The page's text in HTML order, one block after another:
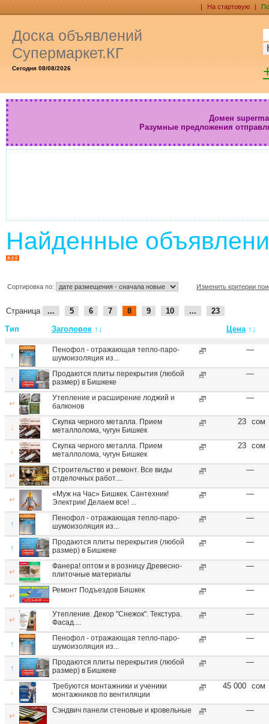
| На стартовую |
Доска объявлений
Супермаркет.КГ
Сегодня 08/08/2026
Домен
Разумные предложения
Найденные
Сортировка по: Изменить критерии
Страница ... 5 6 7 8 9 10 ...
23
Тип
Заголовок ↑↓ Цена ↑↓
↑
Пенофол - отражающая тепло-паро-
шумоизоляция из...
—
↑
Продаются плиты перекрытия (любой
размер) в Бишкеке
—
↵
Утепление и расширение лоджий и
балконов
—
↓
Скупка черного металла. Прием
металлолома, чугун Бишкек
сом
23
↓
Скупка черного металла. Прием
металлолома, чугун Бишкек
сом
23
↵
Строительство и ремонт. Все виды
отделочных работ....
—
↵
«Муж на Час» Бишкек. Сантехник!
Электрик! Делаем все! ...
—
↑
Пенофол - отражающая тепло-паро-
шумоизоляция из...
—
↑
Продаются плиты перекрытия (любой
размер) в Бишкеке
—
↵
Фанера! оптом и в розницу Древесно-
плиточные материалы
—
↵
Ремонт Подъездов Бишкек —
↵
Утепление. Декор "Снежок". Текстура.
Фасад....
—
↑
Пенофол - отражающая тепло-паро-
шумоизоляция из...
—
↑
Продаются плиты перекрытия (любой
размер) в Бишкеке
—
↓
Требуются монтажники и ученики
монтажников по вентиляции
сом
45 000
↵
Сэндвич панели стеновые и кровельные —